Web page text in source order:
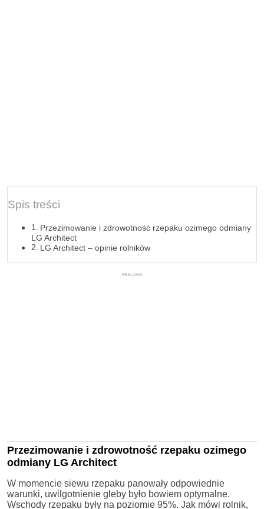
Spis treści
Przezimowanie i zdrowotność rzepaku ozimego odmiany
LG Architect
LG Architect – opinie rolników
REKLAMA
Przezimowanie i zdrowotność rzepaku ozimego
odmiany LG Architect
W momencie siewu rzepaku panowały odpowiednie
warunki, uwilgotnienie gleby było bowiem optymalne.
Wschody rzepaku były na poziomie 95%. Jak mówi rolnik,